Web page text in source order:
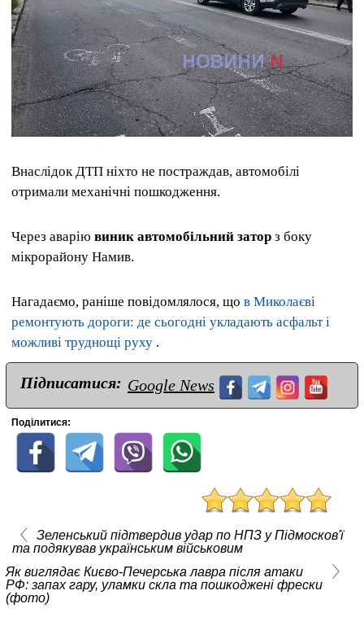
Внаслідок ДТП ніхто не постраждав, автомобілі
отримали механічні пошкодження.
Через аварію виник автомобільний затор з боку
мікрорайону Намив.
Нагадаємо, раніше повідомлялося, що в Миколаєві
ремонтують дороги: де сьогодні укладають асфальт і
можливі труднощі руху .
Підписатися: Google News
Поділитися:
Зеленський підтвердив удар по НПЗ у Підмосков'ї
та подякував українським військовим
Як виглядає Києво-Печерська лавра після атаки
РФ: запах гару, уламки скла та пошкоджені фрески
(фото)